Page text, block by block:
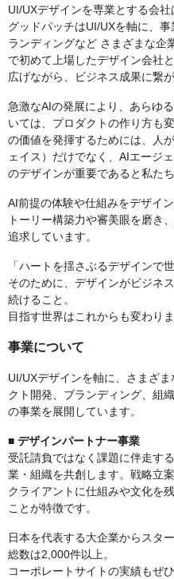
UI/UXデザインを専業とする会社
グッドパッチはUI/UXを軸に、
ランディングなど さまざまな企
で初めて上場したデザイン会社
広げながら、ビジネス成果に繋
急激なAIの発展により、あらゆ
いては、プロダクトの作り方も
の価値を発揮するためには、人
ェイス）だけでなく、AIエージ
のデザインが重要であると私た
AI前提の体験や仕組みをデザイ
トーリー構築力や審美眼を磨き
追求しています。
「ハートを揺さぶるデザインで
そのために、デザインがビジネ
続けること。
目指す世界はこれからも変わりま
事業について
UI/UXデザインを軸に、さまざ
クト開発、ブランディング、組
の事業を展開しています。
■ デザインパートナー事業
受託請負ではなく課題に伴走す
業・組織を共創します。戦略立
クライアントに仕組みや文化を
ことが特徴です。
日本を代表する大企業からスタ
総数は2,000件以上。
コーポレートサイトの実績もぜ